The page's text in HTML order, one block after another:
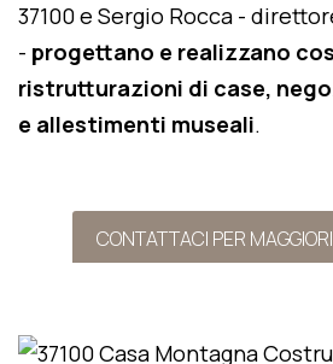
37100 e Sergio Rocca -
- progettano e realizzano
ristrutturazioni di case,
e allestimenti museali.
CONTATTACI PER